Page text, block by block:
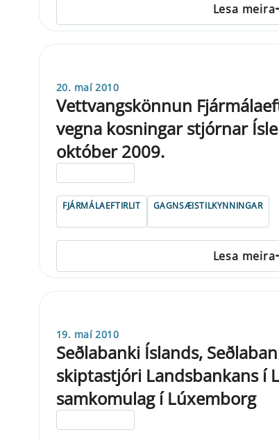
Lesa meira
20. maí 2010
Vettvangskönnun
vegna kosningar stjórnar
október 2009.
FJÁRMÁLAEFTIRLIT GAGNSÆISTILKYNNINGAR
Lesa meira
19. maí 2010
Seðlabanki Íslands,
skiptastjóri Landsbankans í
samkomulag í Lúxemborg